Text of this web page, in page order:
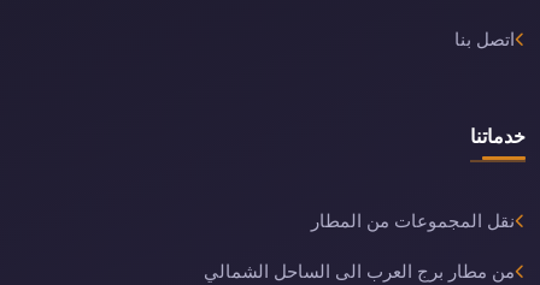
اتصل بنا
خدماتنا
نقل المجموعات من المطار
من مطار برج العرب الى الساحل الشمالي